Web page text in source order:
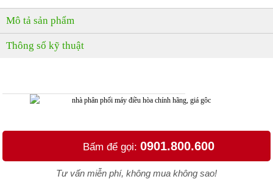
Mô tả sản phẩm
Thông số kỹ thuật
Bấm để gọi: 0901.800.600
Tư vấn miễn phí, không mua không sao!